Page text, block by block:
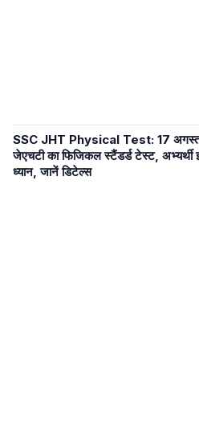
SSC JHT Physical Test: 17 अगस्त
जेएचटी का फिजिकल स्टैंडर्ड टेस्ट, अभ्यर्थी
ध्यान, जानें डिटेल्स